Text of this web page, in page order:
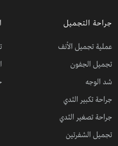
جراحة التجميل
عملية تجميل الأنف
تجميل الجفون
شد الوجه
جراحة تكبير الثدي
جراحة تصغير الثدي
تجميل الشفرتين